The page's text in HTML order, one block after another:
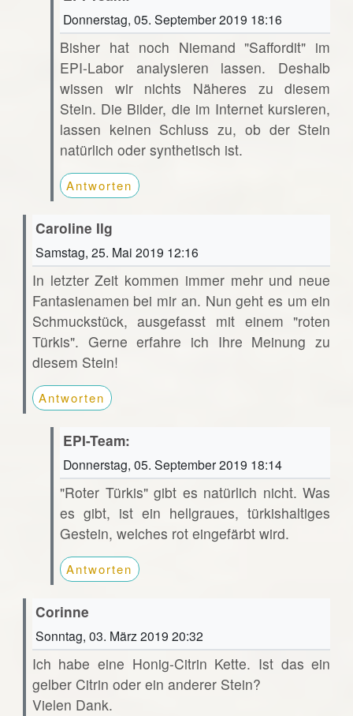
Donnerstag, 05. September 2019 18:16
Bisher hat noch Niemand "Saffordit" im
EPI-Labor analysieren lassen. Deshalb
wissen wir nichts Näheres zu diesem
Stein. Die Bilder, die im Internet kursieren,
lassen keinen Schluss zu, ob der Stein
natürlich oder synthetisch ist.
Antworten
Caroline Ilg
Samstag, 25. Mai 2019 12:16
In letzter Zeit kommen immer mehr und neue
Fantasienamen bei mir an. Nun geht es um ein
Schmuckstück, ausgefasst mit einem "roten
Türkis". Gerne erfahre ich Ihre Meinung zu
diesem Stein!
Antworten
EPI-Team:
Donnerstag, 05. September 2019 18:14
"Roter Türkis" gibt es natürlich nicht. Was
es gibt, ist ein hellgraues, türkishaltiges
Gestein, welches rot eingefärbt wird.
Antworten
Corinne
Sonntag, 03. März 2019 20:32
Ich habe eine Honig-Citrin Kette. Ist das ein
gelber Citrin oder ein anderer Stein?
Vielen Dank.